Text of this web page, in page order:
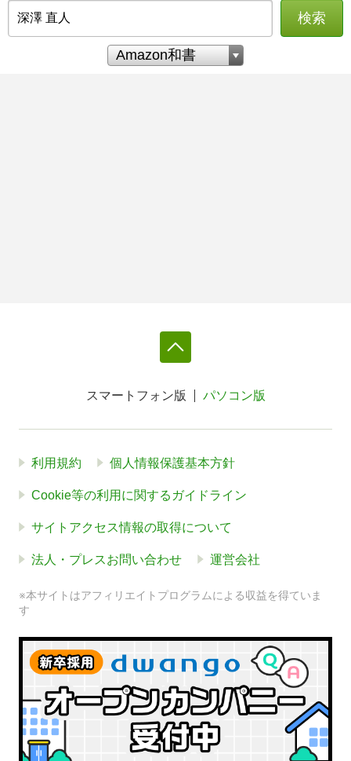
検索
スマートフォン版 パソコン版
利用規約 個人情報保護基本方針
Cookie等の利用に関するガイドライン
サイトアクセス情報の取得について
法人・プレスお問い合わせ 運営会社
※本サイトはアフィリエイトプログラムによる収益を得ていま
す